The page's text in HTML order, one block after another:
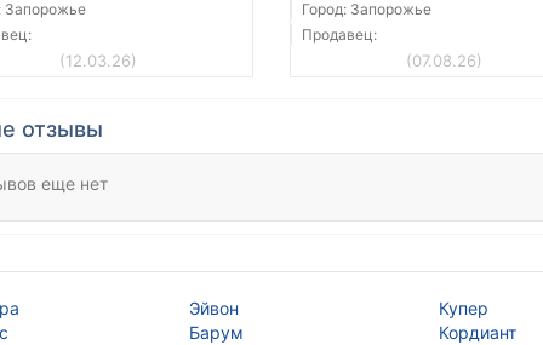
Запорожье
(12.03.26)
Город: Запорожье
Продавец:
(07.08.26)
отзывы
еще нет
Эйвон
Барум
Купер
Кордиант